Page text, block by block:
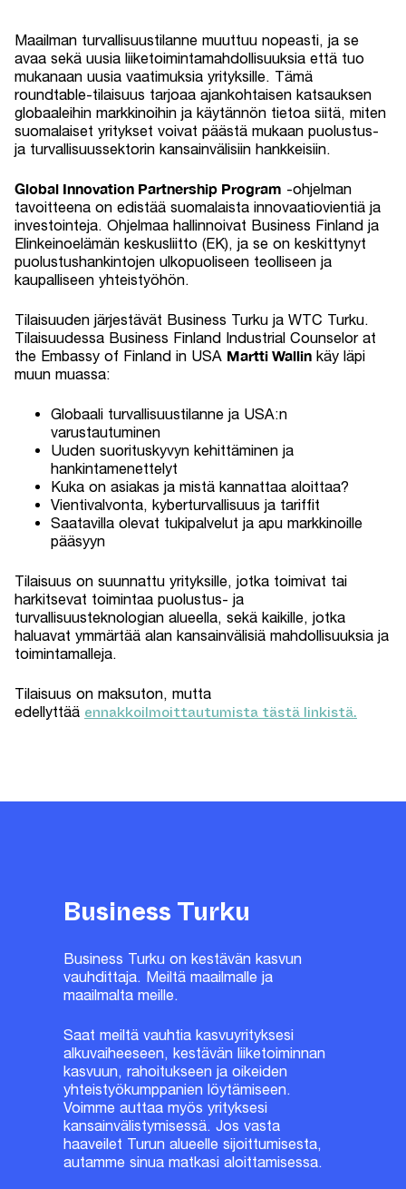
Maailman turvallisuustilanne muuttuu nopeasti, ja se
avaa sekä uusia liiketoimintamahdollisuuksia että tuo
mukanaan uusia vaatimuksia yrityksille. Tämä
roundtable-tilaisuus tarjoaa ajankohtaisen katsauksen
globaaleihin markkinoihin ja käytännön tietoa siitä, miten
suomalaiset yritykset voivat päästä mukaan puolustus-
ja turvallisuussektorin kansainvälisiin hankkeisiin.
Global Innovation Partnership Program -ohjelman
tavoitteena on edistää suomalaista innovaatiovientiä ja
investointeja. Ohjelmaa hallinnoivat Business Finland ja
Elinkeinoelämän keskusliitto (EK), ja se on keskittynyt
puolustushankintojen ulkopuoliseen teolliseen ja
kaupalliseen yhteistyöhön.
Tilaisuuden järjestävät Business Turku ja WTC Turku.
Tilaisuudessa Business Finland Industrial Counselor at
the Embassy of Finland in USA Martti Wallin käy läpi
muun muassa:
Globaali turvallisuustilanne ja USA:n
varustautuminen
Uuden suorituskyvyn kehittäminen ja
hankintamenettelyt
Kuka on asiakas ja mistä kannattaa aloittaa?
Vientivalvonta, kyberturvallisuus ja tariffit
Saatavilla olevat tukipalvelut ja apu markkinoille
pääsyyn
Tilaisuus on suunnattu yrityksille, jotka toimivat tai
harkitsevat toimintaa puolustus- ja
turvallisuusteknologian alueella, sekä kaikille, jotka
haluavat ymmärtää alan kansainvälisiä mahdollisuuksia ja
toimintamalleja.
Tilaisuus on maksuton, mutta
edellyttää ennakkoilmoittautumista tästä linkistä.
Business Turku
Business Turku on kestävän kasvun
vauhdittaja. Meiltä maailmalle ja
maailmalta meille.
Saat meiltä vauhtia kasvuyrityksesi
alkuvaiheeseen, kestävän liiketoiminnan
kasvuun, rahoitukseen ja oikeiden
yhteistyökumppanien löytämiseen.
Voimme auttaa myös yrityksesi
kansainvälistymisessä. Jos vasta
haaveilet Turun alueelle sijoittumisesta,
autamme sinua matkasi aloittamisessa.